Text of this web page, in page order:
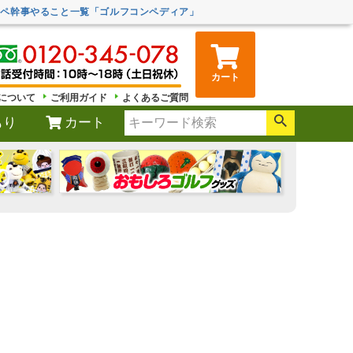
幹事やること一覧「ゴルフコンペディア」
カート
ついて
ご利用ガイド よくあるご質問
カート